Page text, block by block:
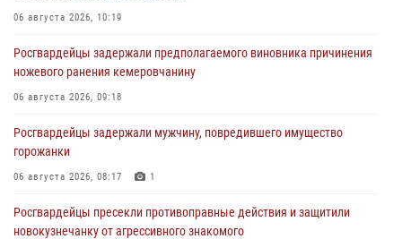
06 августа 2026, 10:19
Росгвардейцы задержали предполагаемого виновника причинения
ножевого ранения кемеровчанину
06 августа 2026, 09:18
Росгвардейцы задержали мужчину, повредившего имущество
горожанки
06 августа 2026, 08:17 1
Росгвардейцы пресекли противоправные действия и защитили
новокузнечанку от агрессивного знакомого